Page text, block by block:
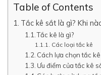
Table of Contents
Tắc kê sắt là gì? Khi
Tắc kê là gì?
Các loại tắc kê
Cách lựa chọn tắc
Ưu điểm của tắc kê